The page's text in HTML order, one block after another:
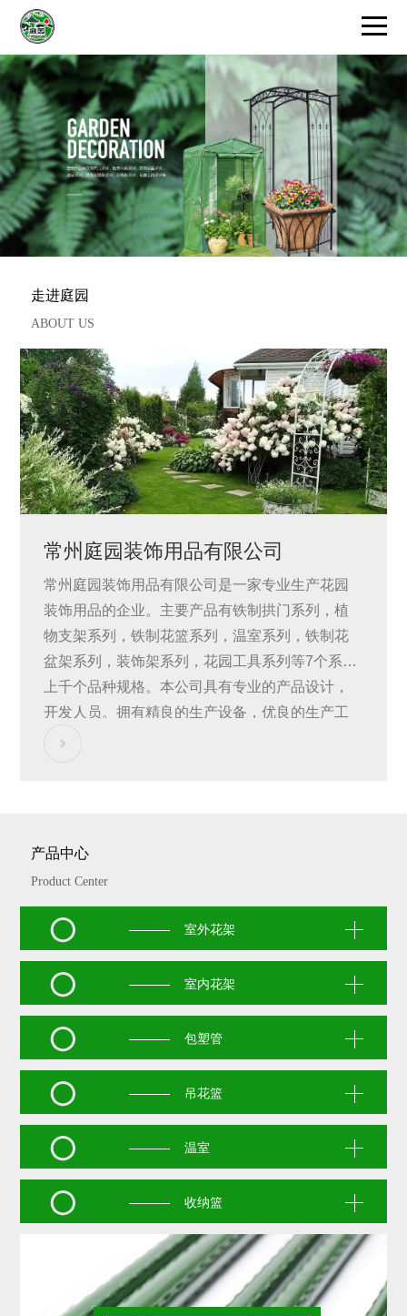
首页
走进庭园
产品中心
新闻资讯
文件下载
走进庭园
ABOUT US
常州庭园装饰用品有限公司
常州庭园装饰用品有限公司是一家专业生产花园
装饰用品的企业。主要产品有铁制拱门系列，植
物支架系列，铁制花篮系列，温室系列，铁制花
盆架系列，装饰架系列，花园工具系列等7个系列
上千个品种规格。本公司具有专业的产品设计，
开发人员。拥有精良的生产设备，优良的生产工
艺。严格按企业ISO9001-2000标准质量控制，产
产品中心
Product Center
室外花架
室内花架
包塑管
吊花篮
温室
收纳篮